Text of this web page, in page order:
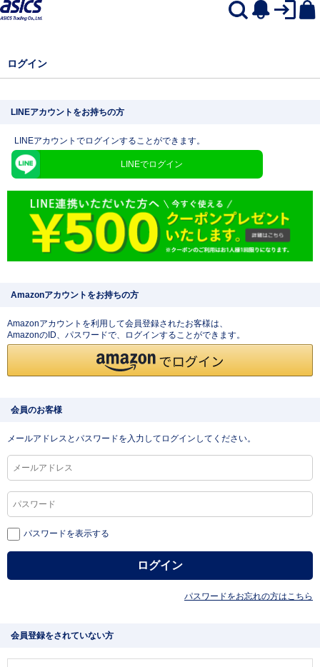
ログイン
LINEアカウントをお持ちの方
LINEアカウントでログインすることができます。
LINEでログイン
Amazonアカウントをお持ちの方
Amazonアカウントを利用して会員登録されたお客様は、
AmazonのID、パスワードで、ログインすることができます。
会員のお客様
メールアドレスとパスワードを入力してログインしてください。
パスワードを表示する
パスワードをお忘れの方はこちら
会員登録をされていない方